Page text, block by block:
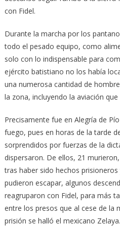
con Fidel.
Durante la marcha por los
todo el pesado equipo, como
solo con lo indispensable para
ejército batistiano no los había
una numerosa cantidad de
la zona, incluyendo la aviación
Precisamente fue en Alegría de
fuego, pues en horas de la tarde
sorprendidos por fuerzas de la
dispersaron. De ellos, 21
tras haber sido hechos
pudieron escapar, algunos
reagruparon con Fidel, para más
entre los presos que al cese de la
prisión se halló el mexicano Zelaya.